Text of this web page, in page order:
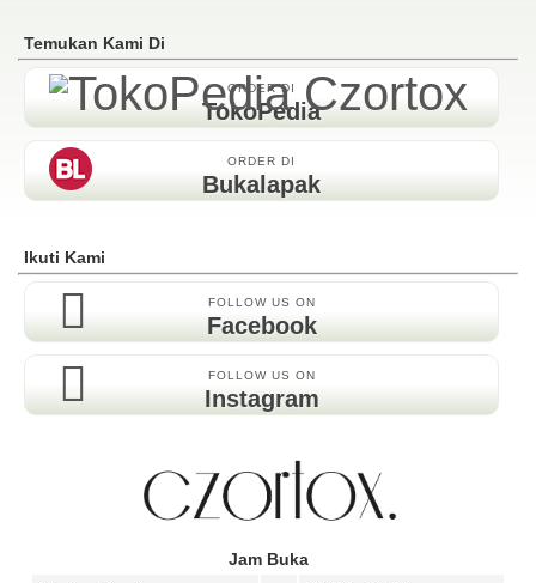
Temukan Kami Di
ORDER DI
TokoPedia
ORDER DI
Bukalapak
Ikuti Kami
FOLLOW US ON
Facebook
FOLLOW US ON
Instagram
Jam Buka